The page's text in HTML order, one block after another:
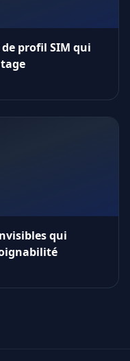
profil SIM qui
qui